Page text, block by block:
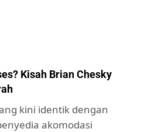
Kisah Brian Chesky
kini identik dengan
akomodasi